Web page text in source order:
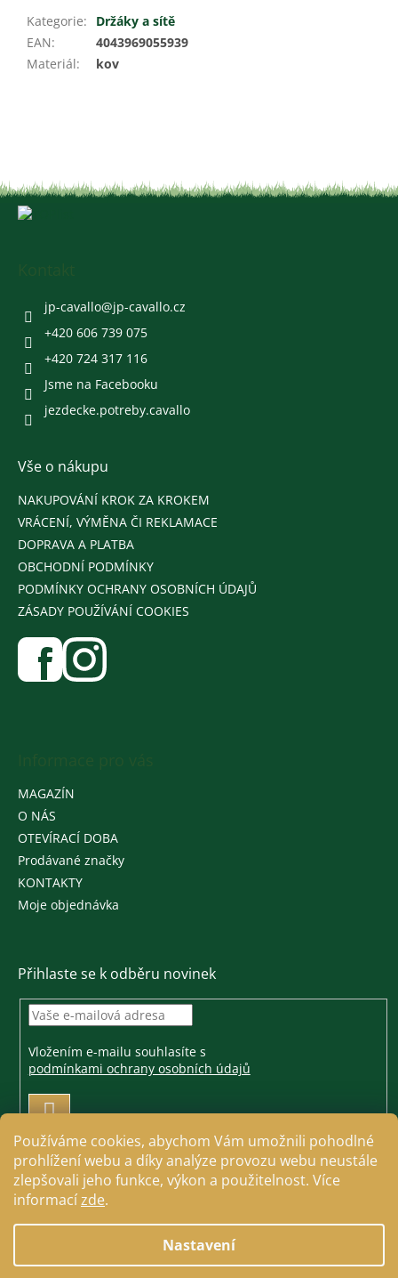
Používáme cookies, abychom Vám umožnili pohodlné
prohlížení webu a díky analýze provozu webu neustále
zlepšovali jeho funkce, výkon a použitelnost. Více
informacízde.
Nastavení
Kategorie:
Držáky a sítě
EAN:
4043969055939
Materiál: kov
jp-cavallo@jp-cavallo.cz
+420 606 739 075
+420 724 317 116
Jsme na Facebooku
jezdecke.potreby.cavallo
Vše o nákupu
NAKUPOVÁNÍ KROK ZA KROKEM
VRÁCENÍ, VÝMĚNA ČI REKLAMACE
DOPRAVA A PLATBA
OBCHODNÍ PODMÍNKY
PODMÍNKY OCHRANY OSOBNÍCH ÚDAJŮ
ZÁSADY POUŽÍVÁNÍ COOKIES
MAGAZÍN
O NÁS
OTEVÍRACÍ DOBA
Prodávané značky
KONTAKTY
Moje objednávka
Přihlaste se k odběru novinek
Vložením e-mailu souhlasíte s
podmínkami ochrany osobních údajů
PŘIHLÁSIT